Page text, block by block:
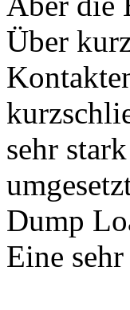
Über
sehr
Dump
Eine